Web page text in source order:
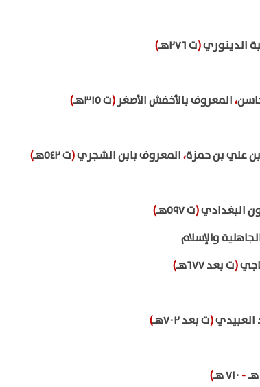
الدينوري(ت ٢٧٦هـ
)
،المعروف بالأخفش الأصغر(ت ٣١٥هـ
)
بن علي بن حمزة،المعروف بابن الشجري(ت ٥٤٢هـ
)
البغدادي(ت ٥٩٧هـ
)
والإسلام
(ت بعد ٦٧٧هـ
)
العبيدي(ت بعد ٧٠٢هـ
)
-
)